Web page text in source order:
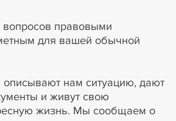
правовыми
для вашей обычной
нам ситуацию, дают
и живут свою
жизнь. Мы сообщаем о